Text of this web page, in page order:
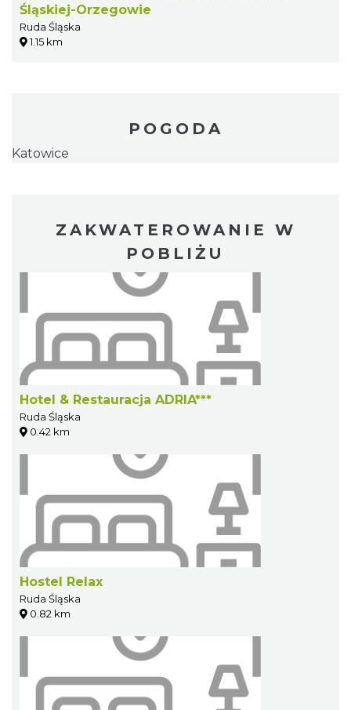
Śląskiej-Orzegowie
Ruda Śląska
1.15 km
POGODA
Katowice
ZAKWATEROWANIE W
POBLIŻU
Hotel & Restauracja ADRIA***
Ruda Śląska
0.42 km
Hostel Relax
Ruda Śląska
0.82 km